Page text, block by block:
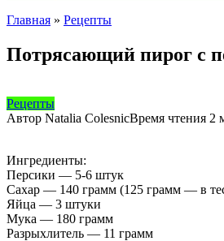
Главная » Рецепты
Потрясающий пирог с
Рецепты
Автор Natalia ColesnicВремя чтения 2
Ингредиенты:
Персики — 5-6 штук
Cахар — 140 грамм (125 грамм — в
Яйца — 3 штуки
Мука — 180 грамм
Разрыхлитель — 11 грамм